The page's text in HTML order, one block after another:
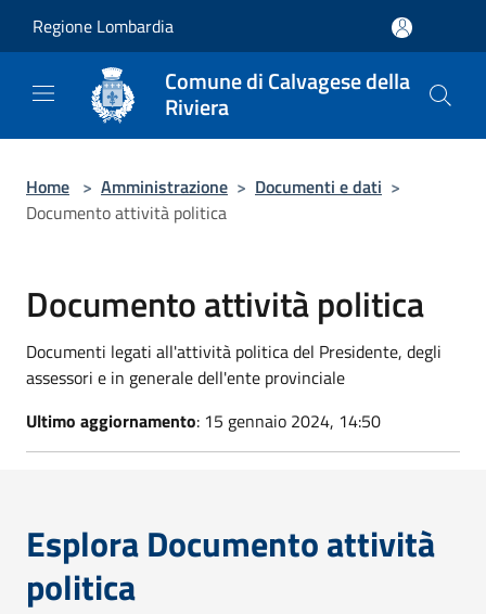
Regione Lombardia
Comune di Calvagese della
Riviera
Home > Amministrazione > Documenti e dati >
Documento attività politica
Documento attività politica
Documenti legati all'attività politica del Presidente, degli
assessori e in generale dell'ente provinciale
Ultimo aggiornamento: 15 gennaio 2024, 14:50
Esplora Documento attività
politica